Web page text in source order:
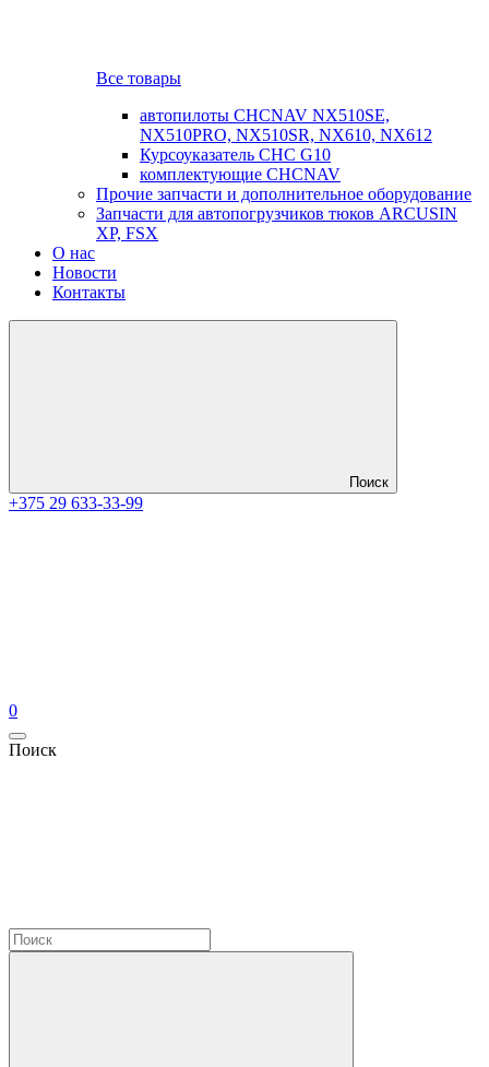
Все товары
автопилоты CHCNAV NX510SE,
NX510PRO, NX510SR, NX610, NX612
Курсоуказатель CHC G10
комплектующие CHCNAV
Прочие запчасти и дополнительное оборудование
Запчасти для автопогрузчиков тюков ARCUSIN
XP, FSX
О нас
Новости
Контакты
Поиск
+375 29 633-33-99
0
Поиск